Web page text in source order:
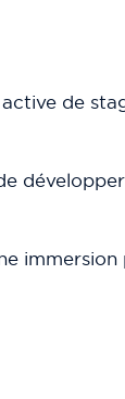
de
immersion